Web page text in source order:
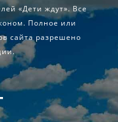
«Дети ждут». Все
Полное или
сайта разрешено